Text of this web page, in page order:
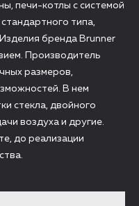
печи-котлы с системой
типа,
бренда Brunner
Производитель
размеров,
В нем
стекла, двойного
воздуха и другие.
до реализации